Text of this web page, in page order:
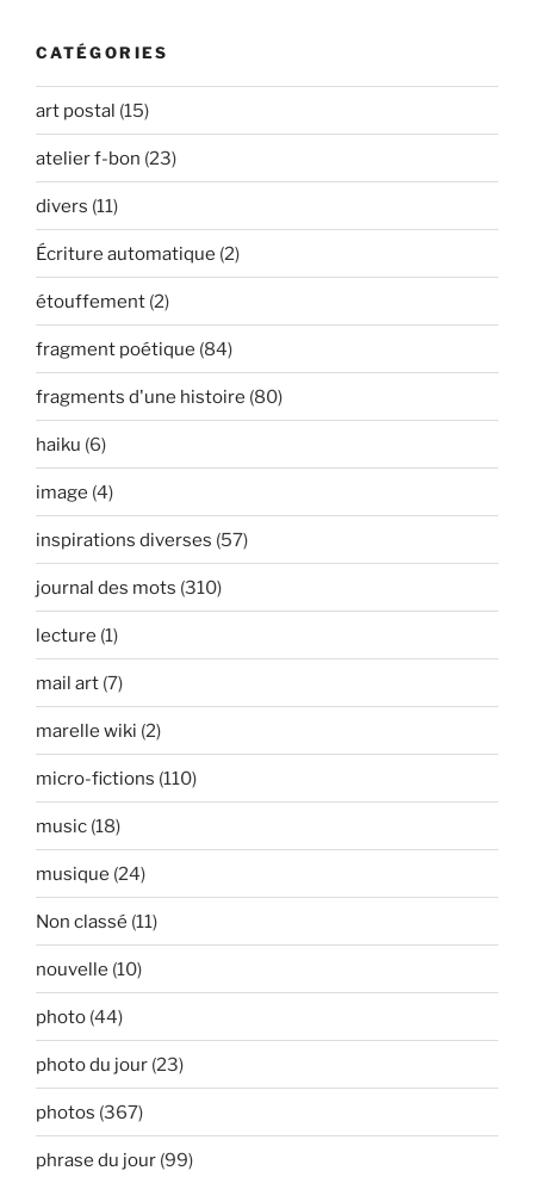
CATÉGORIES
art postal (15)
atelier f-bon (23)
divers (11)
Écriture automatique (2)
étouffement (2)
fragment poétique (84)
fragments d'une histoire (80)
haiku (6)
image (4)
inspirations diverses (57)
journal des mots (310)
lecture (1)
mail art (7)
marelle wiki (2)
micro-fictions (110)
music (18)
musique (24)
Non classé (11)
nouvelle (10)
photo (44)
photo du jour (23)
photos (367)
phrase du jour (99)